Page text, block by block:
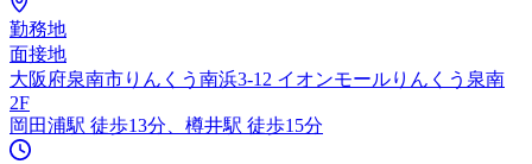
勤務地
面接地
大阪府泉南市りんくう南浜3-12 イオンモールりんくう泉南
2F
岡田浦駅 徒歩13分、樽井駅 徒歩15分